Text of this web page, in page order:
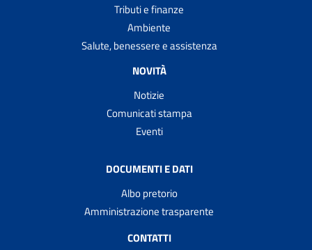
Tributi e finanze
Ambiente
Salute, benessere e assistenza
NOVITÀ
Notizie
Comunicati stampa
Eventi
DOCUMENTI E DATI
Albo pretorio
Amministrazione trasparente
CONTATTI